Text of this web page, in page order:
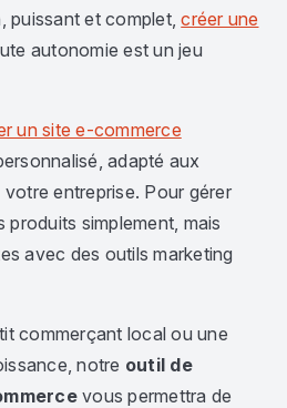
puissant et complet,créer une
autonomie est un jeu
un site e-commerce
adapté aux
entreprise. Pour gérer
simplement, mais
avec des outils marketing
commerçant local ou une
notre outil de
vous permettra de